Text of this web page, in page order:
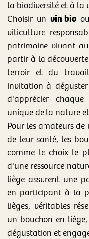
la biodiversité et à la
Choisir un vin bio
viticulture
patrimoine vivant
partir à la
terroir et du travail
invitation à
d'apprécier
unique de la nature
Pour les amateurs
de leur santé, les
comme le choix le
d'une ressource
liège assurent une
en participant à la
lièges, véritables
un bouchon en
dégustation et